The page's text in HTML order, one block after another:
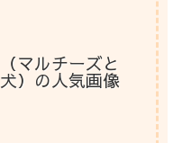
マルチーズと
）の人気画像